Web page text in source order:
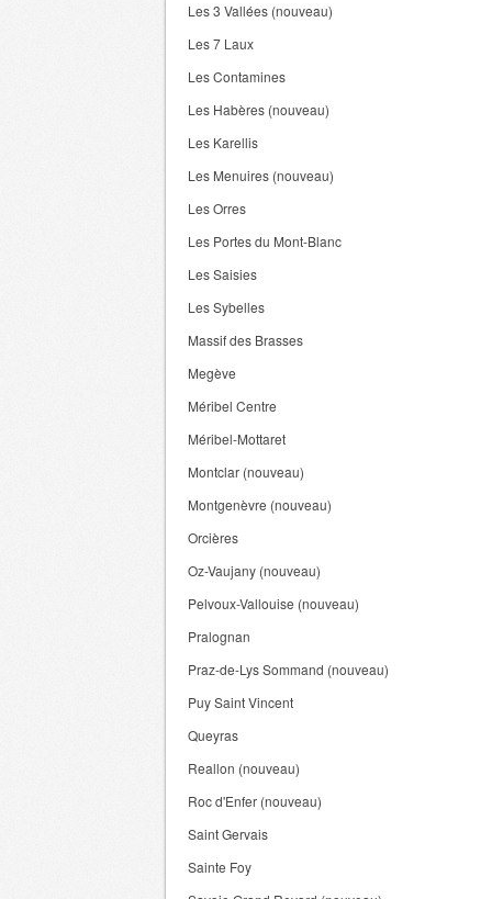
Les 3 Vallées (nouveau)
Les 7 Laux
Les Contamines
Les Habères (nouveau)
Les Karellis
Les Menuires (nouveau)
Les Orres
Les Portes du Mont-Blanc
Les Saisies
Les Sybelles
Massif des Brasses
Megève
Méribel Centre
Méribel-Mottaret
Montclar (nouveau)
Montgenèvre (nouveau)
Orcières
Oz-Vaujany (nouveau)
Pelvoux-Vallouise (nouveau)
Pralognan
Praz-de-Lys Sommand (nouveau)
Puy Saint Vincent
Queyras
Reallon (nouveau)
Roc d'Enfer (nouveau)
Saint Gervais
Sainte Foy